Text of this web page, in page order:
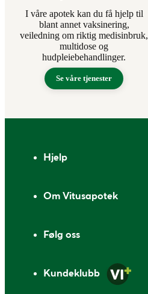
I våre apotek kan du få hjelp til
blant annet vaksinering,
veiledning om riktig medisinbruk,
multidose og
hudpleiebehandlinger.
Se våre tjenester
Hjelp
Om Vitusapotek
Følg oss
Kundeklubb